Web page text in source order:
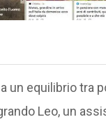
un equilibrio tra
Leo, un